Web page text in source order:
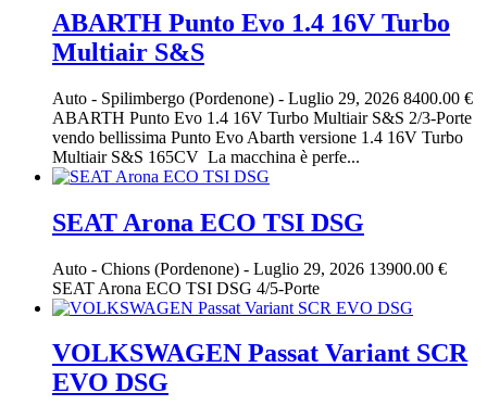
ABARTH Punto Evo 1.4 16V Turbo
Multiair S&S
Auto - Spilimbergo (Pordenone) - Luglio 29, 2026 8400.00 €
ABARTH Punto Evo 1.4 16V Turbo Multiair S&S 2/3-Porte
vendo bellissima Punto Evo Abarth versione 1.4 16V Turbo
Multiair S&S 165CV La macchina è perfe...
SEAT Arona ECO TSI DSG
Auto - Chions (Pordenone) - Luglio 29, 2026 13900.00 €
SEAT Arona ECO TSI DSG 4/5-Porte
VOLKSWAGEN Passat Variant SCR
EVO DSG